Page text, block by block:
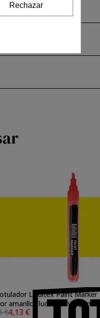
Liquitex Paint Marker
amarillo fluorescente (2 mm)
€4,13 €
Rechazar